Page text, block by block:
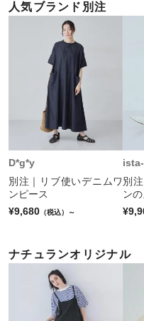
人気ブランド別注
D*g*y
別注｜リブ使いデニムワ
ンピース
¥9,680 （税込）～
別
ン
ナチュランオリジナル